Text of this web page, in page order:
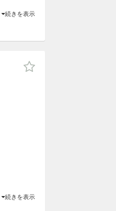
続きを表示
続きを表示